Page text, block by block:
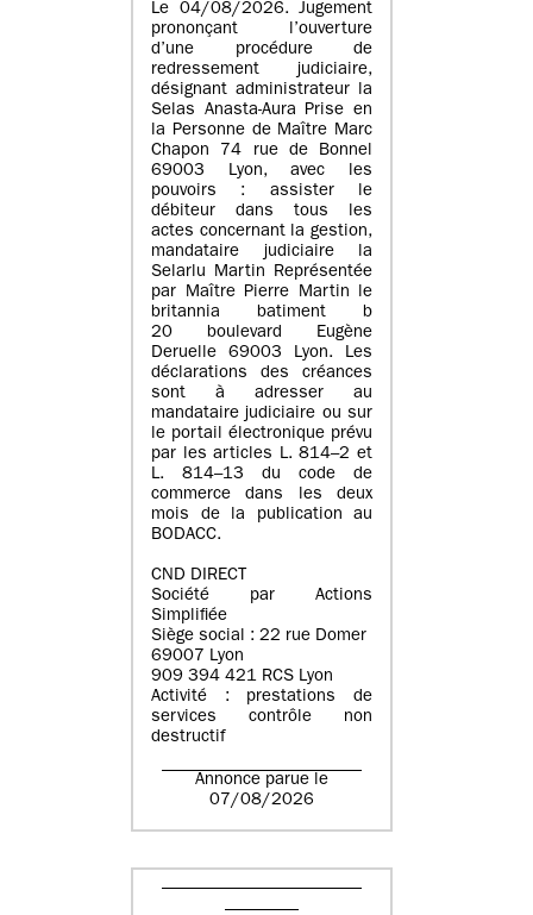
Le 04/08/2026. Jugement
prononçant l’ouverture
d’une procédure de
redressement judiciaire,
désignant administrateur la
Selas Anasta-Aura Prise en
la Personne de Maître Marc
Chapon 74 rue de Bonnel
69003 Lyon, avec les
pouvoirs : assister le
débiteur dans tous les
actes concernant la gestion,
mandataire judiciaire la
Selarlu Martin Représentée
par Maître Pierre Martin le
britannia batiment b
20 boulevard Eugène
Deruelle 69003 Lyon. Les
déclarations des créances
sont à adresser au
mandataire judiciaire ou sur
le portail électronique prévu
par les articles L. 814–2 et
L. 814–13 du code de
commerce dans les deux
mois de la publication au
BODACC.
CND DIRECT
Société par Actions
Simplifiée
Siège social : 22 rue Domer
69007 Lyon
909 394 421 RCS Lyon
Activité : prestations de
services contrôle non
destructif
Annonce parue le
07/08/2026